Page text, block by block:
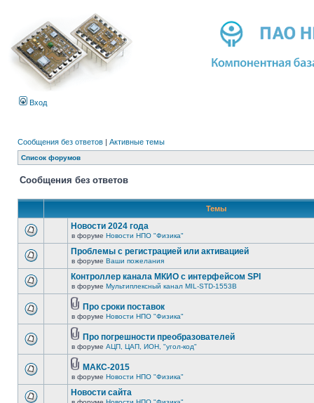
Вход
Сообщения без ответов | Активные темы
Список форумов
Сообщения без ответов
Темы
Новости 2024 года
в форуме Новости НПО "Физика"
Проблемы с регистрацией или активацией
в форуме Ваши пожелания
Контроллер канала МКИО с интерфейсом SPI
в форуме Мультиплексный канал MIL-STD-1553B
Про сроки поставок
в форуме Новости НПО "Физика"
Про погрешности преобразователей
в форуме АЦП, ЦАП, ИОН, "угол-код"
МАКС-2015
в форуме Новости НПО "Физика"
Новости сайта